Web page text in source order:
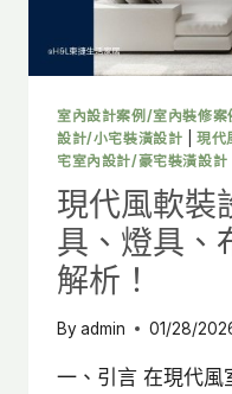
間
搭
配
教
你
挑
選
家
具
不
室內設計案例/室內裝修案
設計/小宅裝潢設計 |現代
宅室內設計/豪宅裝潢設計
現代風軟裝
具、燈具、
解析！
Byadmin 01/28/
一、引言 在現代